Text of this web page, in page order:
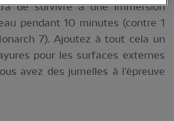
de survivre à une immersion
pendant 10 minutes (contre 1
7). Ajoutez à tout cela un
pour les surfaces externes
avez des jumelles à l'épreuve